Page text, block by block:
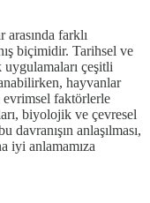
farklı
biçimidir. Tarihsel ve
çeşitli
hayvanlar
faktörlerle
biyolojik ve çevresel
anlaşılması,
iyi anlamamıza